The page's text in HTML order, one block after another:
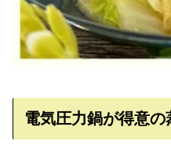
電気圧力鍋が得意